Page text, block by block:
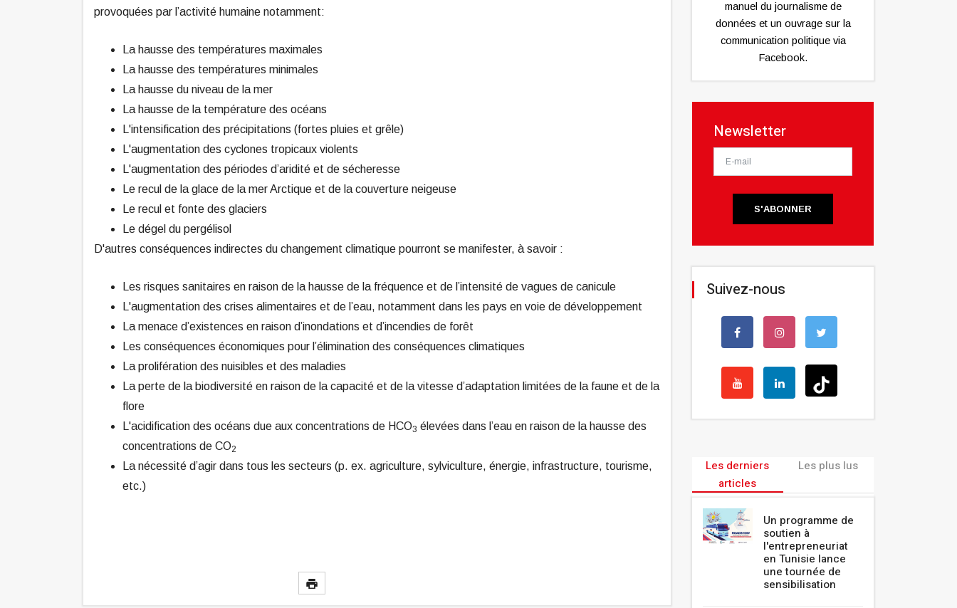
provoquées par l’activité humaine notamment:
La hausse des températures maximales
La hausse des températures minimales
La hausse du niveau de la mer
La hausse de la température des océans
L'intensification des précipitations (fortes pluies et grêle)
L'augmentation des cyclones tropicaux violents
L'augmentation des périodes d’aridité et de sécheresse
Le recul de la glace de la mer Arctique et de la couverture neigeuse
Le recul et fonte des glaciers
Le dégel du pergélisol
D'autres conséquences indirectes du changement climatique pourront se manifester, à savoir :
Les risques sanitaires en raison de la hausse de la fréquence et de l’intensité de vagues de canicule
L'augmentation des crises alimentaires et de l’eau, notamment dans les pays en voie de développement
La menace d’existences en raison d’inondations et d’incendies de forêt
Les conséquences économiques pour l’élimination des conséquences climatiques
La prolifération des nuisibles et des maladies
La perte de la biodiversité en raison de la capacité et de la vitesse d’adaptation limitées de la faune et de la
flore
L'acidification des océans due aux concentrations de HCO3 élevées dans l’eau en raison de la hausse des
concentrations de CO2
La nécessité d’agir dans tous les secteurs (p. ex. agriculture, sylviculture, énergie, infrastructure, tourisme,
etc.)
manuel du journalisme de
données et un ouvrage sur la
communication politique via
Facebook.
Newsletter
S'ABONNER
Suivez-nous
Les derniers
articles
Les plus lus
Un programme de
soutien à
l'entrepreneuriat
en Tunisie lance
une tournée de
sensibilisation